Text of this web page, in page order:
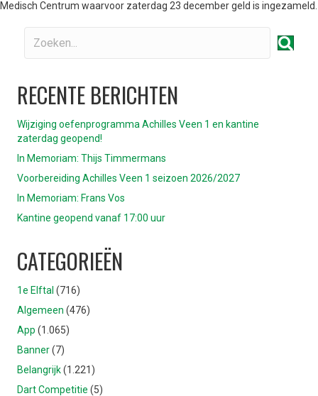
Medisch Centrum waarvoor zaterdag 23 december geld is ingezameld.
RECENTE BERICHTEN
Wijziging oefenprogramma Achilles Veen 1 en kantine
zaterdag geopend!
In Memoriam: Thijs Timmermans
Voorbereiding Achilles Veen 1 seizoen 2026/2027
In Memoriam: Frans Vos
Kantine geopend vanaf 17:00 uur
CATEGORIEËN
1e Elftal (716)
Algemeen (476)
App (1.065)
Banner(7)
Belangrijk(1.221)
Dart Competitie (5)